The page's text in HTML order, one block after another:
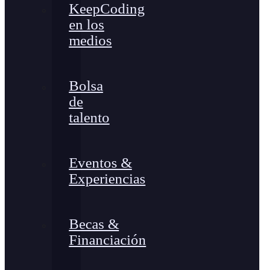
KeepCoding
en los
medios
Bolsa
de
talento
Eventos &
Experiencias
Becas &
Financiación